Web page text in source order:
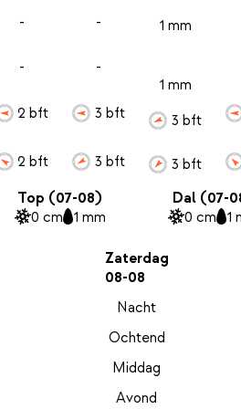
-
-
2 bft
2 bft
-
-
3 bft
3 bft
1 mm
1 mm
3 bft
3 bft
Top (07-08)
0 cm 1 mm
Dal (07-
0 cm 1
Zaterdag
08-08
Nacht
Ochtend
Middag
Avond